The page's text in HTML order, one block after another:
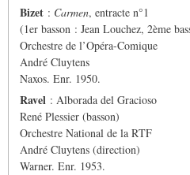
Bizet : Carmen, entracte n°1
(1er basson : Jean Louchez, 2ème
Orchestre de l’Opéra-Comique
André Cluytens
Naxos. Enr. 1950.
Ravel : Alborada del Gracioso
René Plessier (basson)
Orchestre National de la RTF
André Cluytens (direction)
Warner. Enr. 1953.